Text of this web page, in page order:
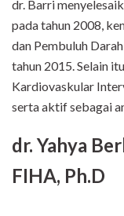
dr. Barri
pada tahun 2008,
dan Pembuluh
tahun 2015. Selain
Kardiovaskular
serta aktif sebagai
dr. Yahya
FIHA, Ph.D